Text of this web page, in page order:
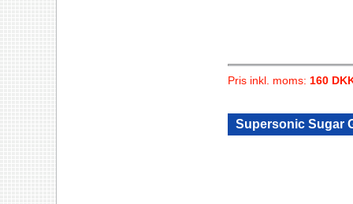
Pris inkl. moms: 160
Supersonic Sugar